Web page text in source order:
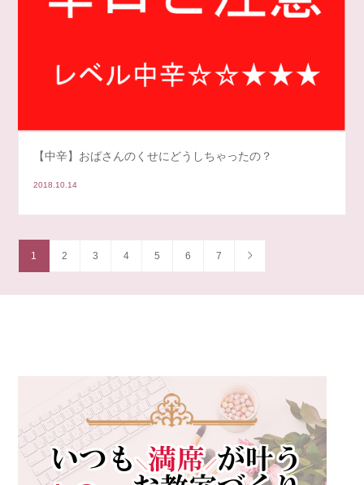
【中辛】おばさんのくせにどうしちゃったの？
2018.10.14
1 2 3 4 5 6 7